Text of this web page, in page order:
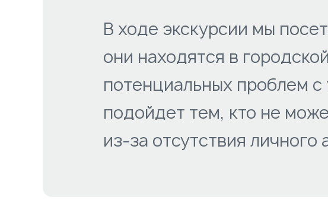
В ходе экскурсии мы
они находятся в
потенциальных проблем
подойдет тем, кто не
из-за отсутствия личного